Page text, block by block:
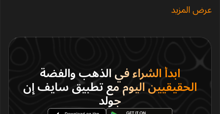
عرض المزيد
ابدأ الشراء في الذهب والفضة
الحقيقيين اليوم مع تطبيق سايف إن
جولد